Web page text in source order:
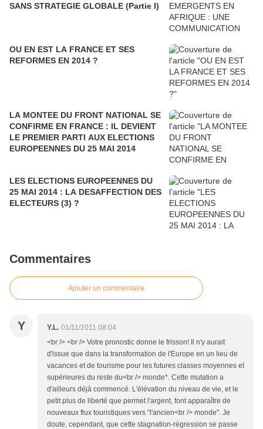
SANS STRATEGIE GLOBALE (Partie I)
OU EN EST LA FRANCE ET SES
REFORMES EN 2014 ?
LA MONTEE DU FRONT NATIONAL SE
CONFIRME EN FRANCE : IL DEVIENT
LE PREMIER PARTI AUX ELECTIONS
EUROPEENNES DU 25 MAI 2014
LES ELECTIONS EUROPEENNES DU
25 MAI 2014 : LA DESAFFECTION DES
ELECTEURS (3) ?
Commentaires
Ajouter un commentaire
Y Y.L. 01/11/2011 08:04
<br /> <br /> Votre pronostic donne le frisson! Il n'y aurait
d'issue que dans la transformation de l'Europe en un lieu de
vacances et de tourisme pour les futures classes moyennes et
supérieures du reste du<br /> monde*. Cette mutation a
d'ailleurs déjà commencé. L'élévation du niveau de vie, et le
petit plus de liberté que permet l'argent, font apparaître de
nouveaux flux touristiques vers "l'ancien<br /> monde". Je
doute, cependant, que cette stagnation-régression se passe